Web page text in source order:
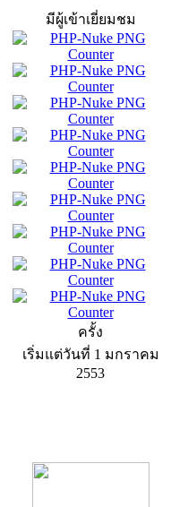
มีผู้เข้าเยี่ยมชม
ครั้ง
เริ่มแต่วันที่ 1 มกราคม
2553